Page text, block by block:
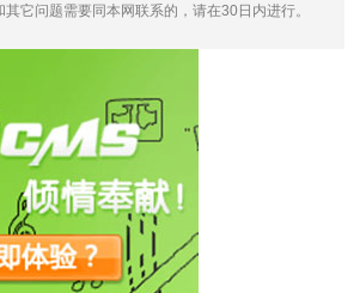
它问题需要同本网联系的，请在30日内进行。